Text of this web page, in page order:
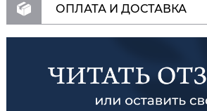
ОПЛАТА И ДОСТАВКА